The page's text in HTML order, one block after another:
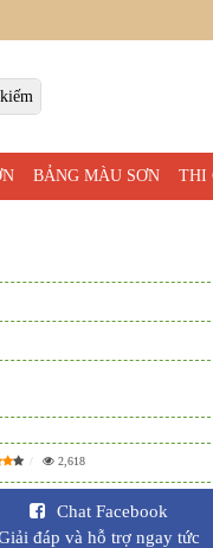
BẢNG MÀU SƠN THI
2,618
Chat Facebook
đáp và hỗ trợ ngay tức